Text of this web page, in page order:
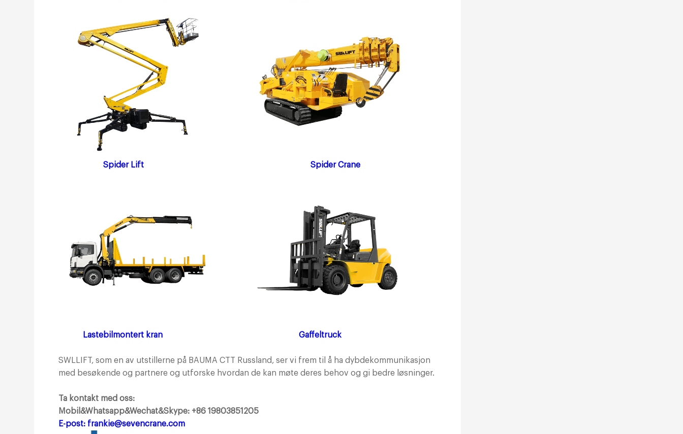
Spider Lift Spider Crane
Lastebilmontert kran Gaffeltruck
SWLLIFT, som en av utstillerne på BAUMA CTT Russland, ser vi frem til å ha dybdekommunikasjon
med besøkende og partnere og utforske hvordan de kan møte deres behov og gi bedre løsninger.
Ta kontakt med oss:
Mobil&Whatsapp&Wechat&Skype: +86 19803851205
E-post: frankie@sevencrane.com